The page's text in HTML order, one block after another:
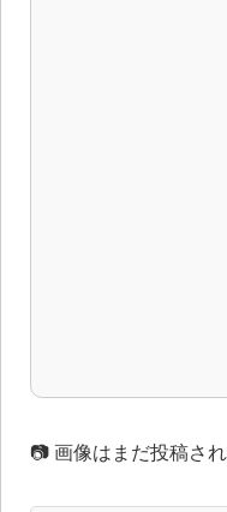
📷 画像はまだ投稿され